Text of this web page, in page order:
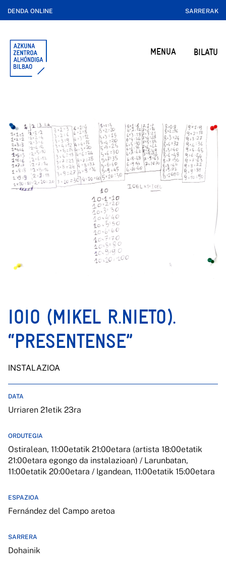
DENDA ONLINE SARRERAK
MENUA BILATU
IOIO (MIKEL R.NIETO).
“PRESENTENSE”
INSTALAZIOA
DATA
Urriaren 21etik 23ra
ORDUTEGIA
Ostiralean, 11:00etatik 21:00etara (artista 18:00etatik
21:00etara egongo da instalazioan) / Larunbatan,
11:00etatik 20:00etara / Igandean, 11:00etatik 15:00etara
ESPAZIOA
Fernández del Campo aretoa
SARRERA
Dohainik